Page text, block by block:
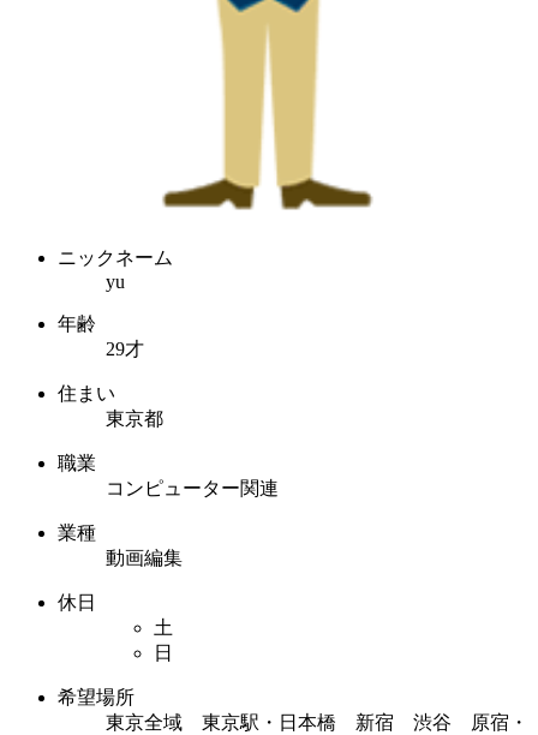
ニックネーム
yu
年齢
29才
住まい
東京都
職業
コンピューター関連
業種
動画編集
休日
土
日
希望場所
東京全域 東京駅・日本橋 新宿 渋谷 原宿・